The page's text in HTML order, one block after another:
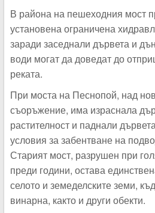
В района на пешеходния мост
установена ограничена
заради заседнали дървета и
води могат да доведат до
реката.
При моста на Песнопой, над
съоръжение, има израснала
растителност и паднали
условия за забентване на
Старият мост, разрушен при
преди години, остава
селото и земеделските земи,
винарна, както и други обекти.